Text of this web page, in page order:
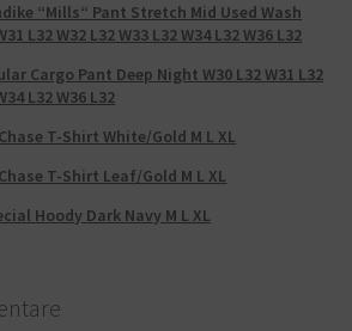
“Mills“ Pant Stretch Mid Used Wash
L32 W32 L32 W33 L32 W34 L32 W36 L32
Cargo Pant Deep Night W30 L32 W31 L32
L32 W36 L32
T-Shirt White/Gold M L XL
T-Shirt Leaf/Gold M L XL
Hoody Dark Navy M L XL